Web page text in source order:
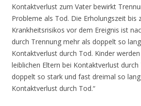
Kontaktverlust zum Vater bewirkt
Probleme als Tod. Die Erholungszeit bis
Krankheitsrisikos vor dem Ereignis ist
durch Trennung mehr als doppelt so
Kontaktverlust durch Tod. Kinder
leiblichen Eltern bei Kontaktverlust
doppelt so stark und fast dreimal so
Kontaktverlust durch Tod.“